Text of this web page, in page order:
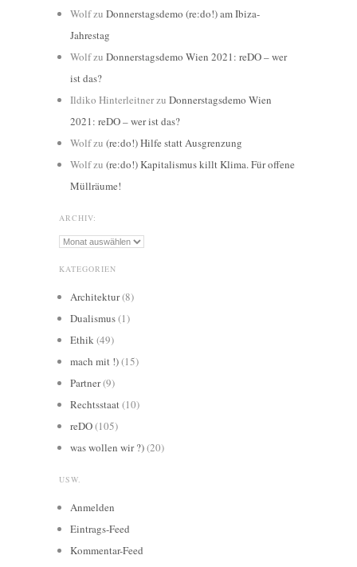
Wolfzu Donnerstagsdemo (re:do!) am Ibiza-
Jahrestag
Wolfzu Donnerstagsdemo Wien 2021: reDO – wer
ist das?
Ildiko Hinterleitnerzu Donnerstagsdemo Wien
2021: reDO – wer ist das?
Wolfzu (re:do!) Hilfe statt Ausgrenzung
Wolfzu (re:do!) Kapitalismus killt Klima. Für offene
Müllräume!
ARCHIV:
Archiv:
KATEGORIEN
Architektur(8)
Dualismus(1)
Ethik (49)
mach mit !)(15)
Partner(9)
Rechtsstaat (10)
reDO(105)
was wollen wir ?)(20)
USW.
Anmelden
Eintrags-Feed
Kommentar-Feed